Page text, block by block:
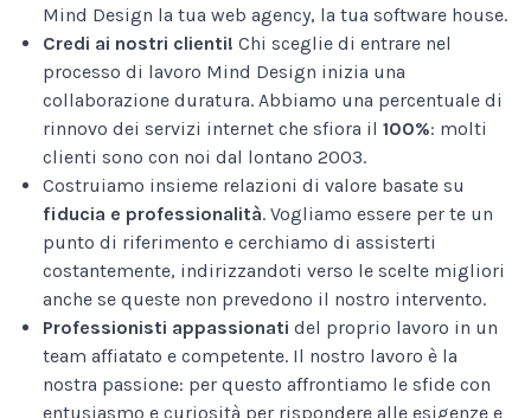
Mind Design la tua web agency, la tua software house.
Credi ai nostri clienti! Chi sceglie di entrare nel
processo di lavoro Mind Design inizia una
collaborazione duratura. Abbiamo una percentuale di
rinnovo dei servizi internet che sfiora il 100%: molti
clienti sono con noi dal lontano 2003.
Costruiamo insieme relazioni di valore basate su
fiducia e professionalità. Vogliamo essere per te un
punto di riferimento e cerchiamo di assisterti
costantemente, indirizzandoti verso le scelte migliori
anche se queste non prevedono il nostro intervento.
Professionisti appassionati del proprio lavoro in un
team affiatato e competente. Il nostro lavoro è la
nostra passione: per questo affrontiamo le sfide con
entusiasmo e curiosità per rispondere alle esigenze e